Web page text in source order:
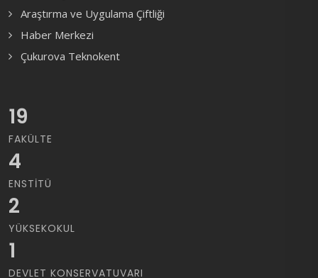
Araştırma ve Uygulama Çiftliği
Haber Merkezi
Çukurova Teknokent
19
FAKÜLTE
4
ENSTITÜ
2
YÜKSEKOKUL
1
DEVLET KONSERVATUVARI